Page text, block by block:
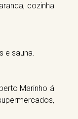
cozinha
e sauna.
Marinho á